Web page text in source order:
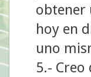
obtener
hoy en
uno
5.-